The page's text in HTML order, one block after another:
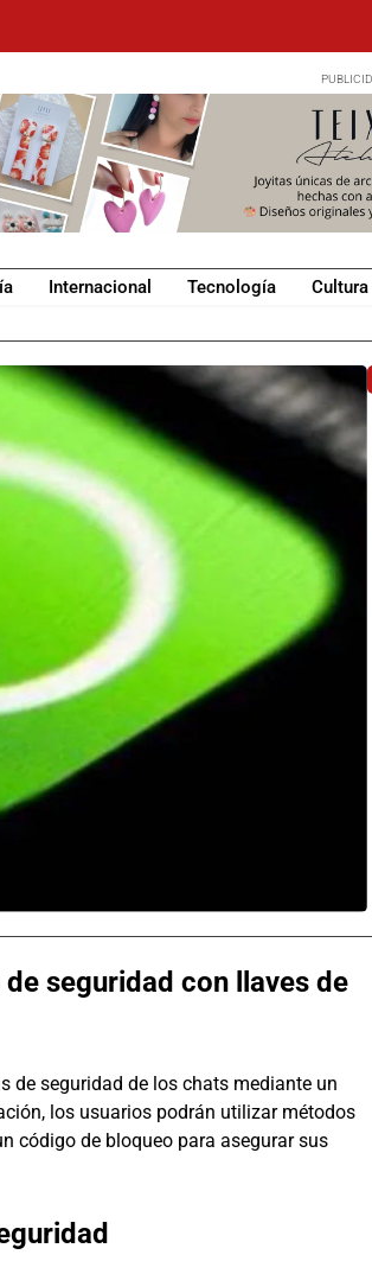
Internacional Tecnología
seguridad con llaves de
de seguridad de los chats mediante un
los usuarios podrán utilizar métodos
código de bloqueo para asegurar sus